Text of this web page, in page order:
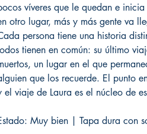
víveres que le quedan e
otro lugar, más y más gente va
persona tiene una historia
tienen en común: su último
un lugar en el que
que los recuerde. El punto
el viaje de Laura es el núcleo de
Muy bien | Tapa dura con